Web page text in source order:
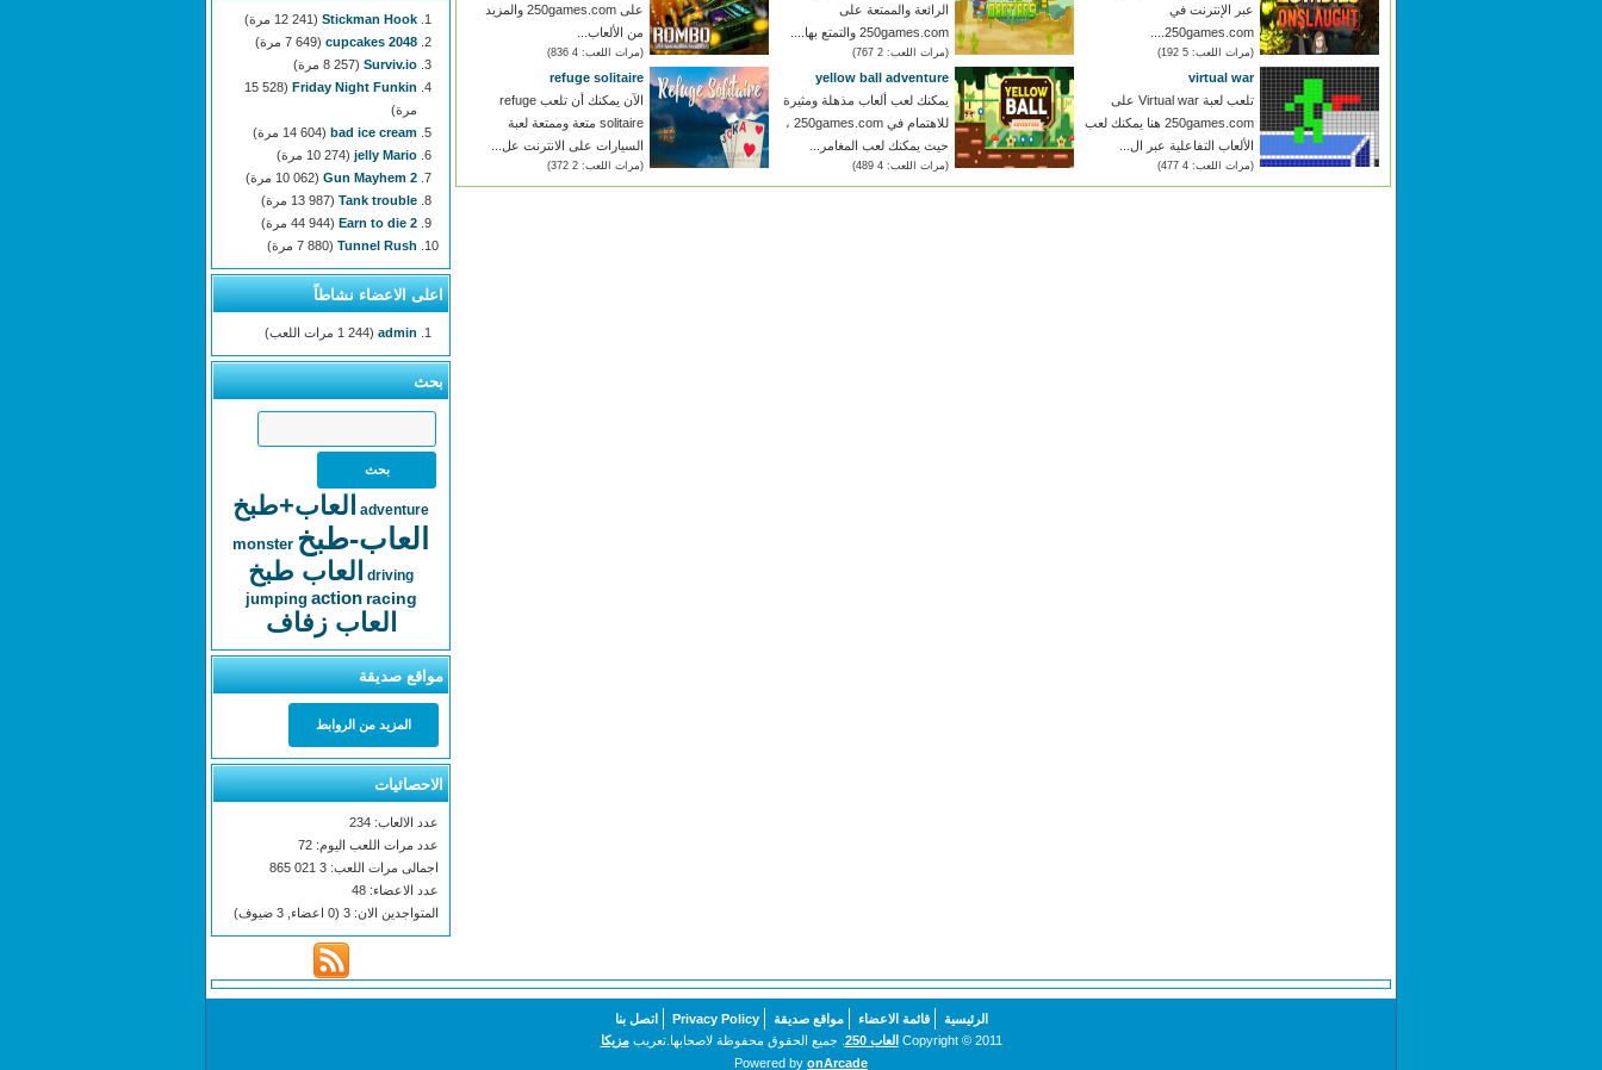
عبر الإنترنت في
250games.com....
(مرات اللعب: 5 192)
الرائعة والممتعة على
250games.com والتمتع بها....
(مرات اللعب: 2 767)
على 250games.com والمزيد
من الألعاب...
(مرات اللعب: 4 836)
virtual war
تلعب لعبة Virtual war على
250games.com هنا يمكنك لعب
الألعاب التفاعلية عبر ال...
(مرات اللعب: 4 477)
yellow ball adventure
يمكنك لعب ألعاب مذهلة ومثيرة
للاهتمام في 250games.com ،
حيث يمكنك لعب المغامر...
(مرات اللعب: 4 489)
refuge solitaire
الآن يمكنك أن تلعب refuge
solitaire متعة وممتعة لعبة
السيارات على الانترنت عل...
(مرات اللعب: 2 372)
Stickman Hook (12 241 مرة)
2048 cupcakes
(7 649 مرة)
Surviv.io (8 257 مرة)
Friday Night Funkin
(15 528
مرة)
bad ice cream (14 604 مرة)
jelly Mario (10 274 مرة)
Gun Mayhem 2 (10 062 مرة)
Tank trouble (13 987 مرة)
Earn to die 2 (44 944 مرة)
Tunnel Rush (7 880 مرة)
اعلى الاعضاء نشاطاً
admin (1 244 مرات اللعب)
بحث
adventure العاب+طبخ
العاب-طبخ monster
driving العاب طبخ
jumping action racing
العاب زفاف
مواقع صديقة
المزيد من الروابط
الاحصائيات
عدد الالعاب: 234
عدد مرات اللعب اليوم: 72
اجمالى مرات اللعب: 3 021 865
عدد الاعضاء: 48
المتواجدين الان: 3 (0 اعضاء, 3 ضيوف)
الرئيسية قائمة الاعضاء مواقع صديقة Privacy Policy
اتصل بنا
Copyright © 2011 العاب 250 . جميع الحقوق محفوظة لاصحابها.تعريبمزيكا
Powered by onArcade